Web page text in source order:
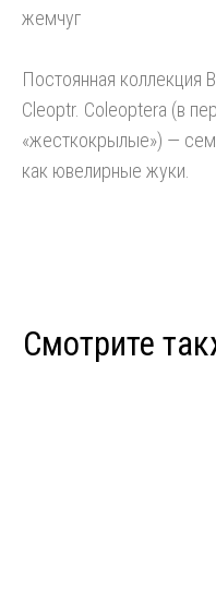
жемчуг
Постоянная коллекция
Cleoptr. Coleoptera (в
«жесткокрылые») —
как ювелирные жуки.